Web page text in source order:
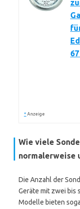
* Anzeige
Wie viele
normalerweise
Die Anzahl der
Geräte mit zwei bis
Modelle bieten